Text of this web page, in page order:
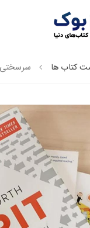
کتاب ها سرسختی